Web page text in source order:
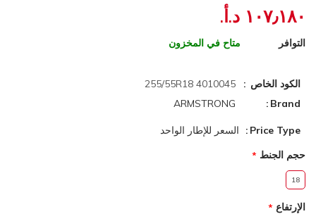
١٠٧٫١٨٠ د.أ.‏
التوافر متاح في المخزون
الكود الخاص
4010045 255/55R18
Brand
ARMSTRONG
Price Type
السعر للإطار الواحد
حجم الجنط
18
الإرتفاع